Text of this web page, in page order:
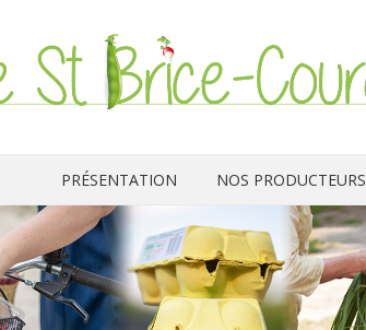
PRÉSENTATION NOS PRODUCTEURS